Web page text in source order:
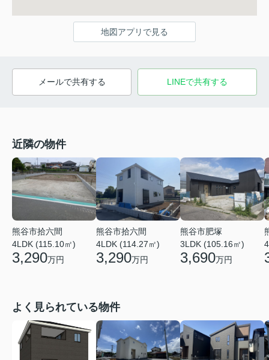
地図アプリで見る
メールで共有する LINEで共有する
近隣の物件
熊谷市拾六間
4LDK (115.10㎡)
3,290万円
熊谷市拾六間
4LDK (114.27㎡)
3,290万円
熊谷市肥塚
3LDK (105.16㎡)
3,690万円
よく見られている物件